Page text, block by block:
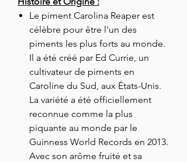
Le piment Carolina Reaper est
célèbre pour être l'un des
piments les plus forts au monde.
Il a été créé par Ed Currie, un
cultivateur de piments en
Caroline du Sud, aux États-Unis.
La variété a été officiellement
reconnue comme la plus
piquante au monde par le
Guinness World Records en 2013.
Avec son arôme fruité et sa